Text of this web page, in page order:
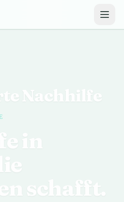
Nachhilfe
in
schafft.